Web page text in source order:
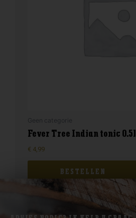
Fever Tree Indian tonic 0.5l
€ 4,99
BESTELLEN